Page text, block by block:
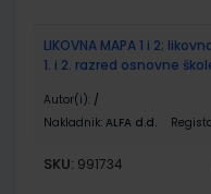
LIKOVNA MAPA 1 i 2;
1. i 2. razred osnovne
Autor(i): /
Nakladnik: ALFA d.d.
SKU: 991734